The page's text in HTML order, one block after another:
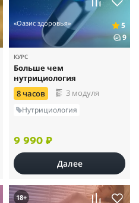
«Оазис здоровья»
5
9
КУРС
Больше чем
нутрициология
8 часов
3 модуля
Нутрициология
9 990 ₽
Далее
18+